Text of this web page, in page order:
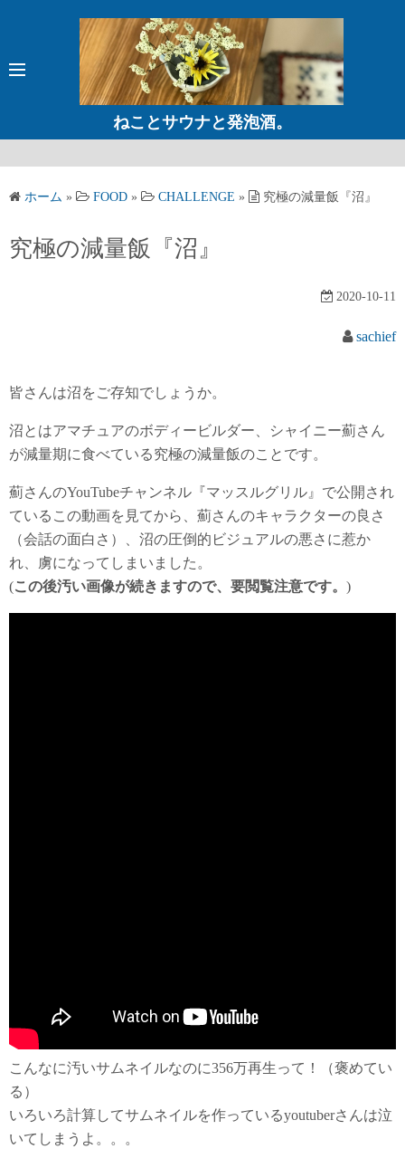
ン
ッ
ねことサウナと発泡酒。
ホーム » FOOD » CHALLENGE » 究極の減量飯『沼』
究極の減量飯『沼』
2020-10-11
sachief
皆さんは沼をご存知でしょうか。
沼とはアマチュアのボディービルダー、シャイニー薊さん
が減量期に食べている究極の減量飯のことです。
薊さんのYouTubeチャンネル『マッスルグリル』で公開され
ているこの動画を見てから、薊さんのキャラクターの良さ
（会話の面白さ）、沼の圧倒的ビジュアルの悪さに惹か
れ、虜になってしまいました。
(この後汚い画像が続きますので、要閲覧注意です。 )
こんなに汚いサムネイルなのに356万再生って！（褒めてい
る）
いろいろ計算してサムネイルを作っているyoutuberさんは泣
いてしまうよ。。。